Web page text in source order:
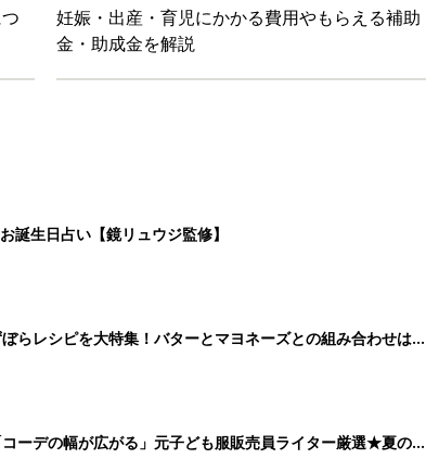
妊娠・出産・育児にかかる費用やもらえる補助
金・助成金を解説
生日占い【鏡リュウジ監修】
らレシピを大特集！バターとマヨネーズとの組み合わせは栄
ーデの幅が広がる」元子ども服販売員ライター厳選★夏のバ